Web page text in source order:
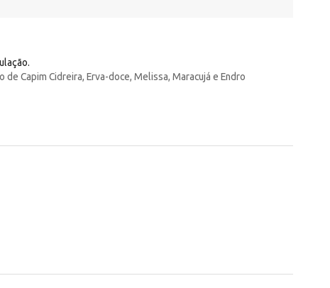
de Capim Cidreira, Erva-doce, Melissa, Maracujá e Endro